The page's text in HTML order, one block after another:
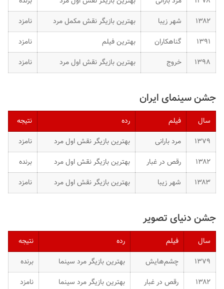
۱۳۸۲
شهر زیبا بهترین بازیگر نقش مکمل مرد
نامزد
۱۳۹۱
گناهکاران بهترین فیلم
نامزد
۱۳۹۸
خروج بهترین بازیگر نقش اول مرد نامزد
جشن سینمای ایران
سال فیلم رده
نتیجه
۱۳۷۹
مرد بارانی بهترین بازیگر نقش اول مرد
نامزد
۱۳۸۲
رقص در غبار بهترین بازیگر نقش اول مرد
برنده
۱۳۸۳
شهر زیبا بهترین بازیگر نقش اول مرد نامزد
جشن دنیای تصویر
سال فیلم رده
نتیجه
۱۳۷۹
چشم‌هایش بهترین بازیگر مرد سینما
برنده
۱۳۸۲
رقص در غبار بهترین بازیگر مرد سینما
نامزد